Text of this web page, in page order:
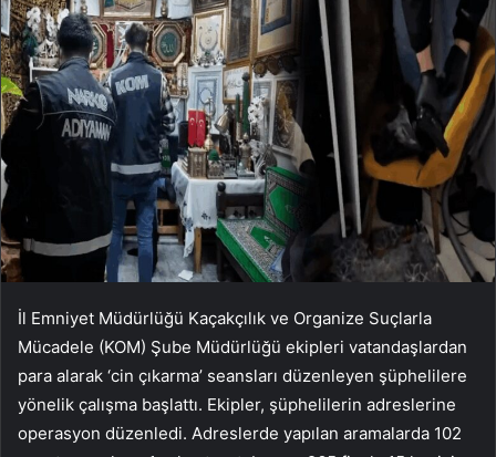
İl Emniyet Müdürlüğü Kaçakçılık ve Organize Suçlarla
Mücadele (KOM) Şube Müdürlüğü ekipleri vatandaşlardan
para alarak ‘cin çıkarma’ seansları düzenleyen şüphelilere
yönelik çalışma başlattı. Ekipler, şüphelilerin adreslerine
operasyon düzenledi. Adreslerde yapılan aramalarda 102